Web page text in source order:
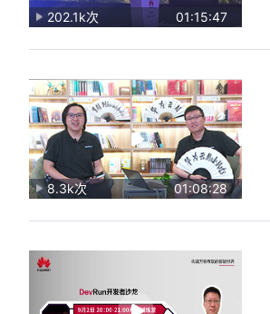
202.1k次 01:15:47
8.3k次 01:08:28